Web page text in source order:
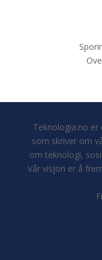
Teknologia.no
som skriver om
om teknologi,
Vår visjon er å